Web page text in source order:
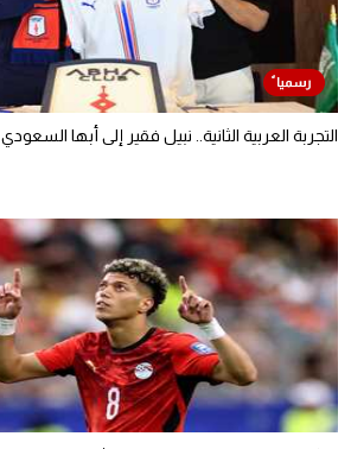
التجربة العربية الثانية.. نبيل فقير إلى أبها السعودي